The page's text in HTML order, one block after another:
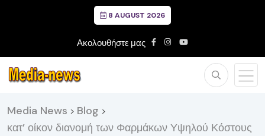
8 AUGUST 2026
Ακολουθήστε μας
Media News > Blog >
κατ’ οίκον διανομή των Φαρμάκων Υψηλού Κόστους